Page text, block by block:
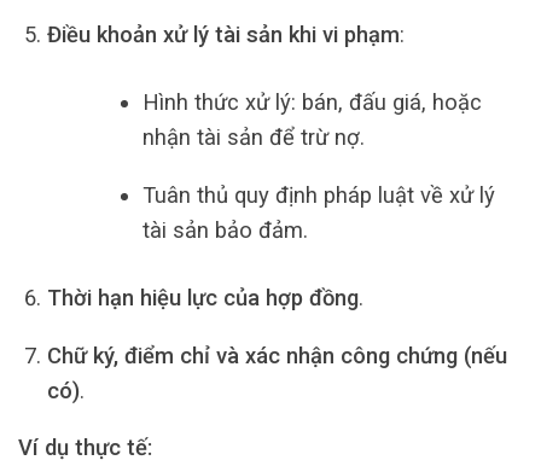
Điều khoản xử lý tài sản khi vi phạm:
Hình thức xử lý: bán, đấu giá, hoặc
nhận tài sản để trừ nợ.
Tuân thủ quy định pháp luật về xử lý
tài sản bảo đảm.
Thời hạn hiệu lực của hợp đồng.
Chữ ký, điểm chỉ và xác nhận công chứng (nếu
có).
Ví dụ thực tế: